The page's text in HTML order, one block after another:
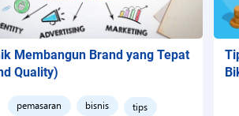
Membangun Brand yang Tepat
Quality)
pemasaran bisnis tips